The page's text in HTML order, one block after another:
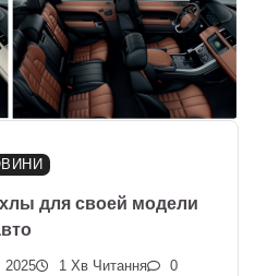
для своей модели
2025 1 Хв Читання 0